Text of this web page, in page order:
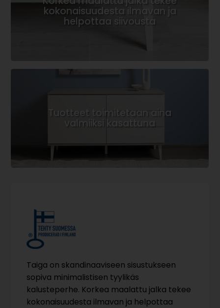
kokonaisuudesta ilmavan ja
helpottaa siivousta
Tuotteet toimitetaan aina
valmiiksi kasattuna
Taiga on skandinaaviseen sisustukseen
sopiva minimalistisen tyylikäs
kalusteperhe. Korkea maalattu jalka tekee
kokonaisuudesta ilmavan ja helpottaa